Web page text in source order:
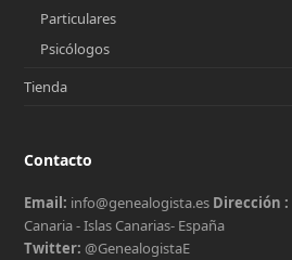
Particulares
Psicólogos
Tienda
Contacto
Email: info@genealogista.es Dirección :
Canaria - Islas Canarias- España
Twitter: @GenealogistaE